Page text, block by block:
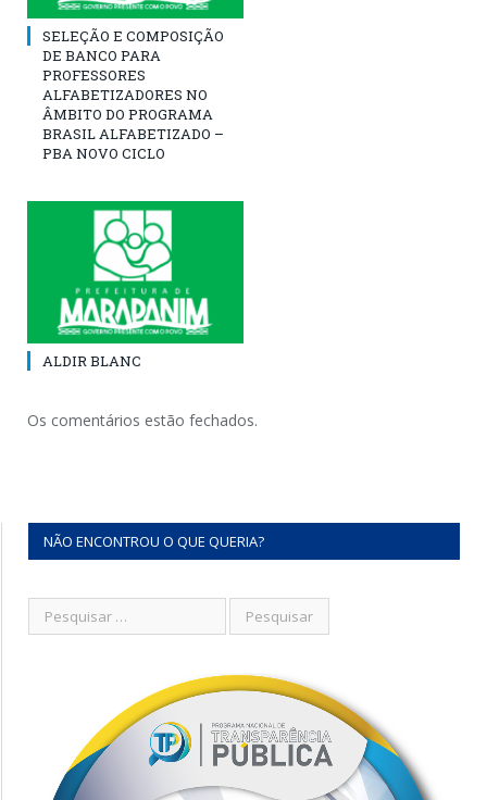
SELEÇÃO E COMPOSIÇÃO
DE BANCO PARA
PROFESSORES
ALFABETIZADORES NO
ÂMBITO DO PROGRAMA
BRASIL ALFABETIZADO –
PBA NOVO CICLO
ALDIR BLANC
Os comentários estão fechados.
NÃO ENCONTROU O QUE QUERIA?